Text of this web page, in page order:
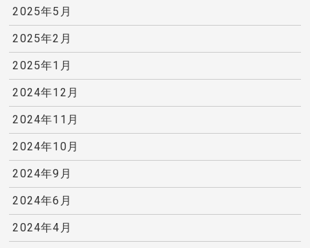
2025年5月
2025年2月
2025年1月
2024年12月
2024年11月
2024年10月
2024年9月
2024年6月
2024年4月